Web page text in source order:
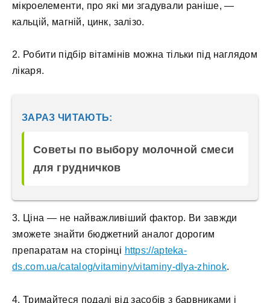
мікроелементи, про які ми згадували раніше, —
кальцій, магній, цинк, залізо.
2. Робити підбір вітамінів можна тільки під наглядом
лікаря.
ЗАРАЗ ЧИТАЮТЬ:
Советы по выбору молочной смеси
для грудничков
3. Ціна — не найважливіший фактор. Ви завжди
зможете знайти бюджетний аналог дорогим
препаратам на сторінці https://apteka-
ds.com.ua/catalog/vitaminy/vitaminy-dlya-zhinok.
4. Тримайтеся подалі від засобів з барвниками і